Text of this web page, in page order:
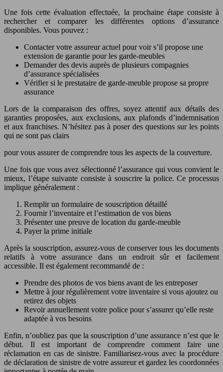
Une fois cette évaluation effectuée, la prochaine étape consiste à
rechercher et comparer les différentes options d’assurance
disponibles. Vous pouvez :
Contacter votre assureur actuel pour voir s’il propose une
extension de garantie pour les garde-meubles
Demander des devis auprès de plusieurs compagnies
d’assurance spécialisées
Vérifier si le prestataire de garde-meuble propose sa propre
assurance
Lors de la comparaison des offres, soyez attentif aux détails des
garanties proposées, aux exclusions, aux plafonds d’indemnisation
et aux franchises. N’hésitez pas à poser des questions sur les points
qui ne sont pas clairs
pour vous assurer de comprendre tous les aspects de la couverture.
Une fois que vous avez sélectionné l’assurance qui vous convient le
mieux, l’étape suivante consiste à souscrire la police. Ce processus
implique généralement :
Remplir un formulaire de souscription détaillé
Fournir l’inventaire et l’estimation de vos biens
Présenter une preuve de location du garde-meuble
Payer la prime initiale
Après la souscription, assurez-vous de conserver tous les documents
relatifs à votre assurance dans un endroit sûr et facilement
accessible. Il est également recommandé de :
Prendre des photos de vos biens avant de les entreposer
Mettre à jour régulièrement votre inventaire si vous ajoutez ou
retirez des objets
Revoir annuellement votre police pour s’assurer qu’elle reste
adaptée à vos besoins
Enfin, n’oubliez pas que la souscription d’une assurance n’est que le
début. Il est important de comprendre comment faire une
réclamation en cas de sinistre. Familiarisez-vous avec la procédure
de déclaration de sinistre de votre assureur et gardez les coordonnées